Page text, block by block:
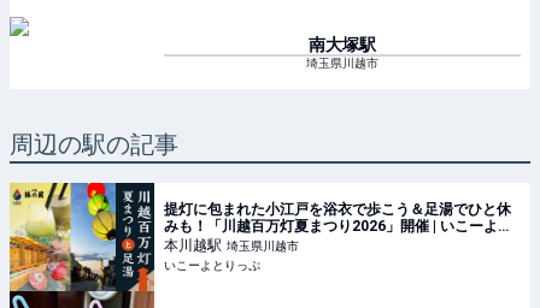
南大塚駅
埼玉県川越市
周辺の駅の記事
提灯に包まれた小江戸を浴衣で歩こう＆足湯でひと休
みも！「川越百万灯夏まつり2026」開催 | いこーよと
りっぷ
本川越駅 埼玉県川越市
いこーよとりっぷ